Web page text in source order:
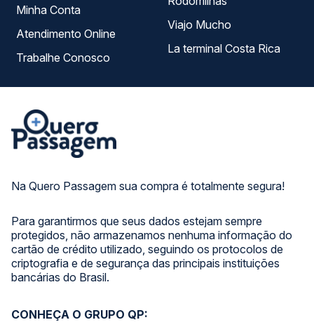
Na Quero Passagem sua compra é totalmente segura!
Para garantirmos que seus dados estejam sempre
protegidos, não armazenamos nenhuma informação do
cartão de crédito utilizado, seguindo os protocolos de
criptografia e de segurança das principais instituições
bancárias do Brasil.
Minha Conta
Atendimento Online
Trabalhe Conosco
Viajo Mucho
La terminal Costa Rica
CONHEÇA O GRUPO QP: